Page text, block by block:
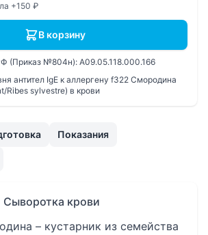
Показания
Сыворотка крови
– кустарник из семейства
+150 ₽
В корзину
(Приказ №804н):A09.05.118.000.166
антител IgE к аллергену f322 Смородина
Ribes sylvestre) в крови